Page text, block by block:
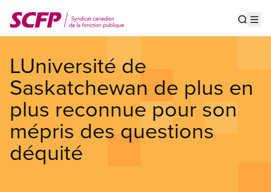
au
contenu
LUniversité de
Saskatchewan de plus en
plus reconnue pour son
mépris des questions
déquité